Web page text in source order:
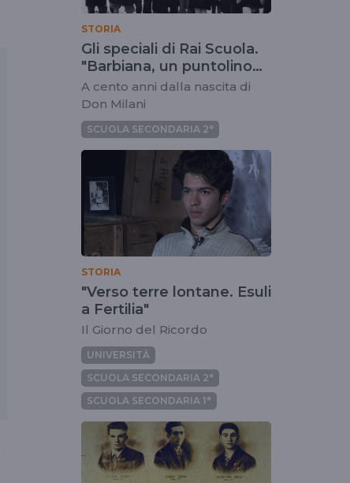
STORIA
Gli speciali di Rai Scuola.
"Barbiana, un puntolino
nell'universo"
A cento anni dalla nascita di
Don Milani
SCUOLA SECONDARIA 2°
STORIA
"Verso terre lontane. Esuli
a Fertilia"
Il Giorno del Ricordo
UNIVERSITÀ
SCUOLA SECONDARIA 2°
SCUOLA SECONDARIA 1°